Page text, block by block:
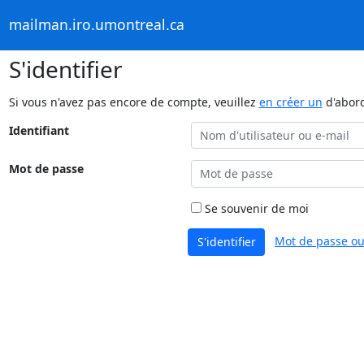
mailman.iro.umontreal.ca
S'identifier
Si vous n'avez pas encore de compte, veuillez en créer un
Identifiant
Mot de passe
Se souvenir de moi
S'identifier Mot de passe